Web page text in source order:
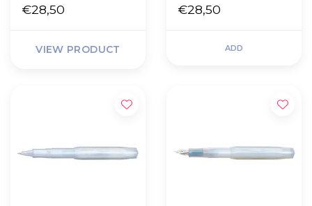
€28,50
VIEW PRODUCT
mechanical pencil
€28,50
ADD